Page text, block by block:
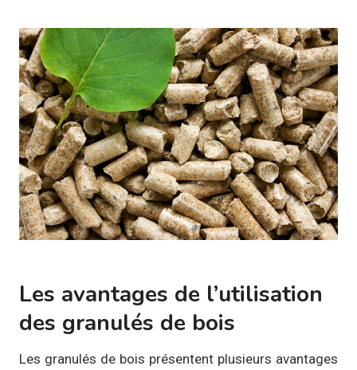
Les avantages de l’utilisation
des granulés de bois
Les granulés de bois présentent plusieurs avantages